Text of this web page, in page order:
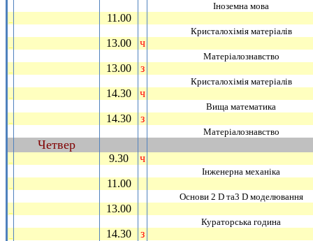
Iноземна мова
11.00
Кристалохiмiя матерiалiв
13.00 ч
Матерiалознавство
13.00 з
Кристалохiмiя матерiалiв
14.30 ч
Вища математика
14.30 з
Матерiалознавство
Четвер
9.30 ч
Iнженерна механiка
11.00
Основи 2 D та3 D моделювання
13.00
Кураторська година
14.30 з